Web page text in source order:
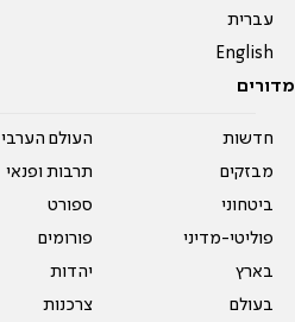
עברית
English
מדורים
חדשות
מבזקים
ביטחוני
פוליטי-מדיני
בארץ
בעולם
העולם הערבי
תרבות ופנאי
ספורט
פורומים
יהדות
צרכנות